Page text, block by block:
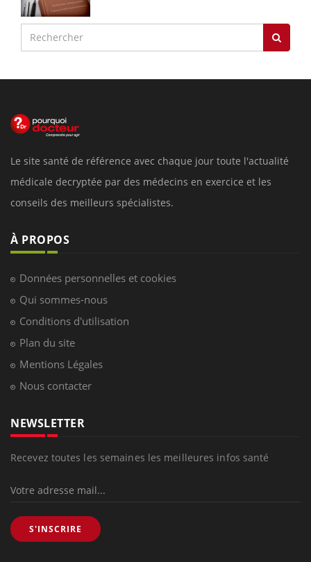
Le site santé de référence avec chaque jour toute l'actualité
médicale decryptée par des médecins en exercice et les
conseils des meilleurs spécialistes.
À PROPOS
Données personnelles et cookies
Qui sommes-nous
Conditions d'utilisation
Plan du site
Mentions Légales
Nous contacter
NEWSLETTER
Recevez toutes les semaines les meilleures infos santé
S'INSCRIRE